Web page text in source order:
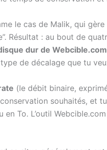
le cas de Malik, qui
Résultat : au bout de
dur de Webcible.com
de décalage que tu
(le débit binaire,
souhaités, et
To. L’outil